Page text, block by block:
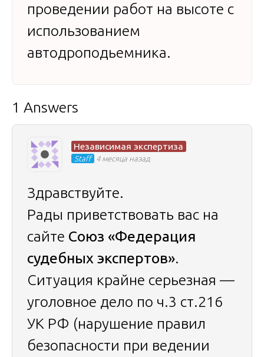
проведении работ на высоте с
использованием
автодроподьемника.
1 Answers
Независимая экспертиза
Staff 4 месяца назад
Здравствуйте.
Рады приветствовать вас на
сайте Союз «Федерация
судебных экспертов».
Ситуация крайне серьезная —
уголовное дело по ч.3 ст.216
УК РФ (нарушение правил
безопасности при ведении